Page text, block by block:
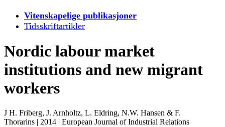
Vitenskapelige publikasjoner
Tidsskriftartikler
Nordic labour market
institutions and new migrant
workers
J H. Friberg, J. Arnholtz, L. Eldring, N.W. Hansen & F.
Thorarins | 2014 | European Journal of Industrial Relations